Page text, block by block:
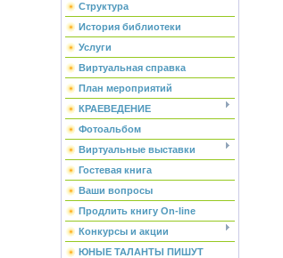
Структура
История библиотеки
Услуги
Виртуальная справка
План мероприятий
КРАЕВЕДЕНИЕ
Фотоальбом
Виртуальные выставки
Гостевая книга
Ваши вопросы
Продлить книгу On-line
Конкурсы и акции
ЮНЫЕ ТАЛАНТЫ ПИШУТ